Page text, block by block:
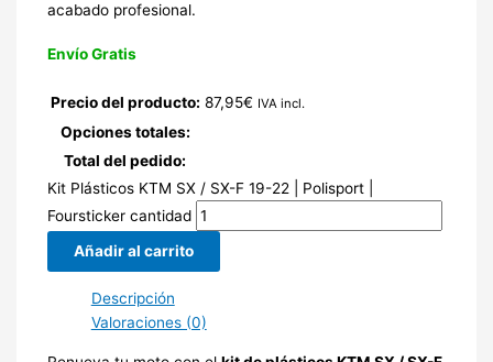
acabado profesional.
Envío Gratis
Precio del producto: 87,95€ IVA incl.
Opciones totales:
Total del pedido:
Kit Plásticos KTM SX / SX-F 19-22 | Polisport |
Foursticker cantidad
Añadir al carrito
Descripción
Valoraciones (0)